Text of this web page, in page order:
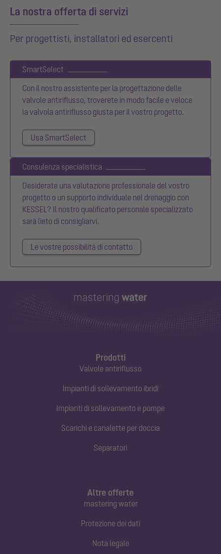
La nostra offerta di servizi
Per progettisti, installatori ed esercenti
SmartSelect
Con il nostro assistente per la progettazione delle
valvole antiriflusso, troverete in modo facile e veloce
la valvola antiriflusso giusta per il vostro progetto.
Usa SmartSelect
Consulenza specialistica
Desiderate una valutazione professionale del vostro
progetto o un supporto individuale nel drenaggio con
KESSEL? Il nostro qualificato personale specializzato
sarà lieto di consigliarvi.
Le vostre possibilità di contatto
Prodotti
Valvole antiriflusso
Impianti di sollevamento ibridi
Impianti di sollevamento e pompe
Scarichi e canalette per doccia
Separatori
Altre offerte
mastering water
Protezione dei dati
Nota legale